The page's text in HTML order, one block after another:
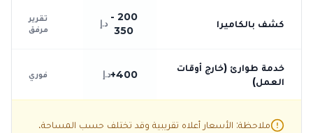
كشف بالكاميرا
200 -
350
د.إ
تقرير
مرفق
خدمة طوارئ (خارج أوقات
العمل)
400+ د.إ فوري
ملاحظة: الأسعار أعلاه تقريبية وقد تختلف حسب المساحة،